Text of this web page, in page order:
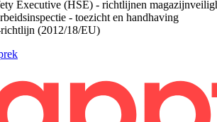
Executive (HSE) - richtlijnen
- toezicht en handhaving
(2012/18/EU)